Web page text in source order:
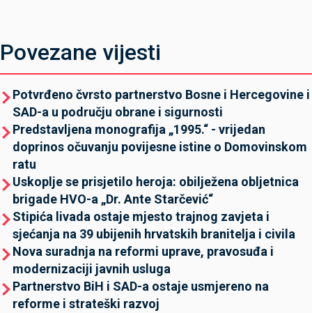
Povezane vijesti
Potvrđeno čvrsto partnerstvo Bosne i Hercegovine i
SAD-a u području obrane i sigurnosti
Predstavljena monografija „1995.“ - vrijedan
doprinos očuvanju povijesne istine o Domovinskom
ratu
Uskoplje se prisjetilo heroja: obilježena obljetnica
brigade HVO-a „Dr. Ante Starčević“
Stipića livada ostaje mjesto trajnog zavjeta i
sjećanja na 39 ubijenih hrvatskih branitelja i civila
Nova suradnja na reformi uprave, pravosuđa i
modernizaciji javnih usluga
Partnerstvo BiH i SAD-a ostaje usmjereno na
reforme i strateški razvoj